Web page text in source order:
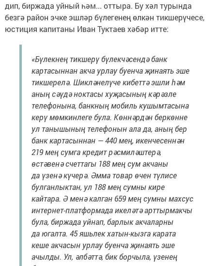
дип, биржада уйный һәм... оттыра. Бу хәл турында
безгә район эчке эшләр бүлегенең өлкән тикшерүчесе,
юстиция капитаны Иван Туктаев хәбәр итте:
«Бүлекнең тикшерү бүлекчәсендә банк
картасыннан акча урлау буенча җинаять эше
тикшерелә. Шикләнелүче кибеттә эшли һәм
аның сәүдә ноктасы хуҗасының кәрәзле
телефонына, банкның мобиль кушымтасына
керү мөмкинлеге була. Көннәрдән беркөнне
ул танышының телефонын ала да, аның бер
банк картасыннан — 440 мең, икенчесеннән
219 мең сумга кредит рәсмиләштерә,
өстәвенә счеттагы 188 мең сум акчаны
да үзенә күчерә. Әмма товар өчен түлисе
булганлыктан, ул 188 мең сумны кире
кайтара. Ә менә калган 659 мең сумны махсус
интернет-платформада икеләтә арттырмакчы
була, биржада уйнап, барлык акчаларны
да югалта. 45 яшьлек хатын-кызга карата
кеше акчасын урлау буенча җинаять эше
ачылды. Ул, әлбәттә, бик борчыла, үзенең